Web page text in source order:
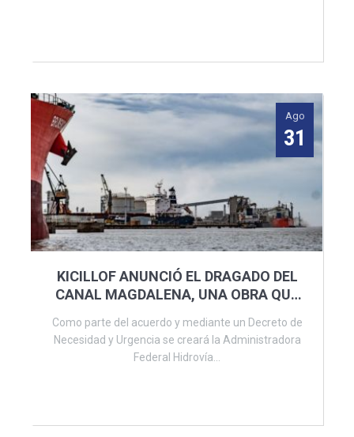
Ago
31
KICILLOF ANUNCIÓ EL DRAGADO DEL
CANAL MAGDALENA, UNA OBRA QUE
PROVINCIA
Como parte del acuerdo y mediante un Decreto de
Necesidad y Urgencia se creará la Administradora
Federal Hidrovía...